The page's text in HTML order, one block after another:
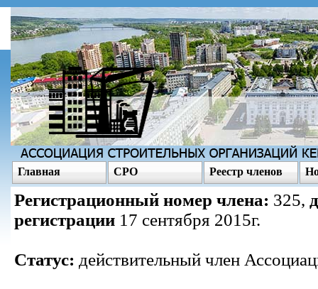
Главная СРО Реестр членов
Регистрационный номер члена: 325,
регистрации 17 сентября 2015г.
Статус: действительный член